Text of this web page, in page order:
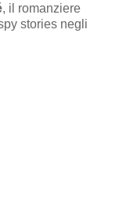
, il romanziere
stories negli